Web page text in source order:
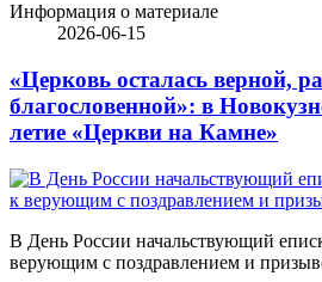
Информация о материале
2026-06-15
«Церковь осталась верной,
благословенной»: в
летие «Церкви на Камне»
В День России начальствующий
верующим с поздравлением и